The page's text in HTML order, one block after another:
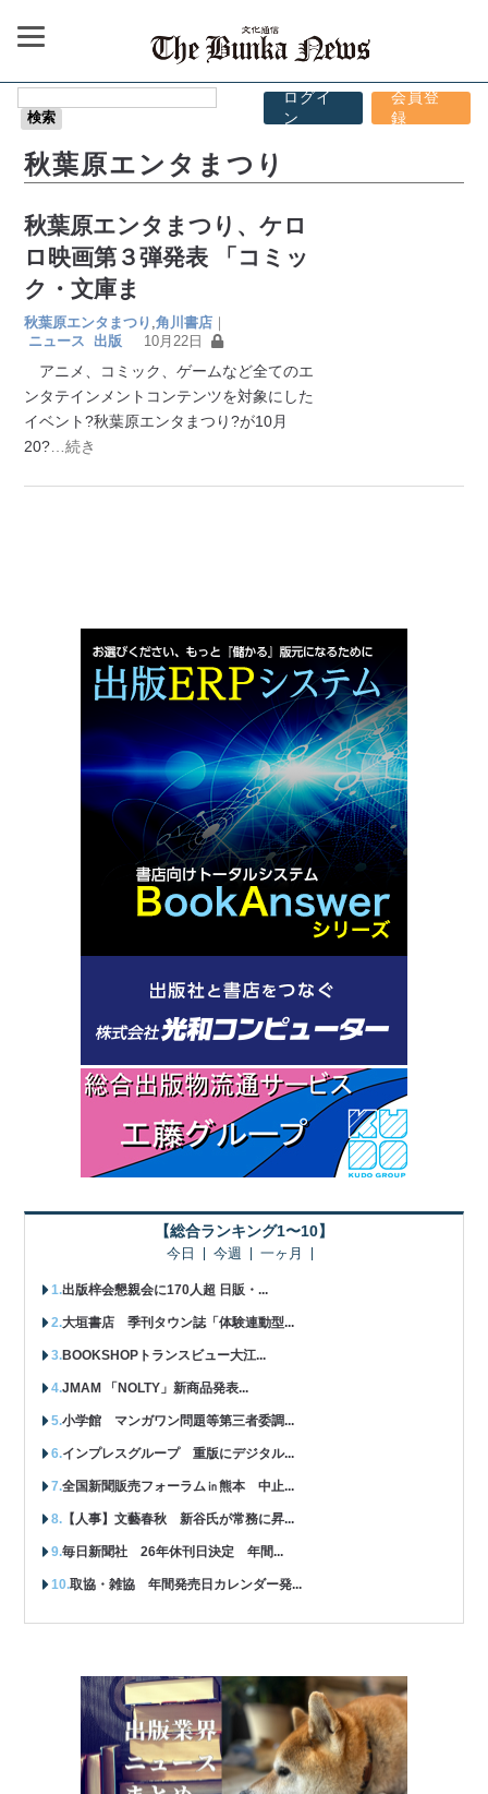
ログイ
ン
会員登
録
秋葉原エンタまつり
秋葉原エンタまつり、ケロ
ロ映画第３弾発表 「コミッ
ク・文庫ま
秋葉原エンタまつり ,角川書店 ｜
ニュース
出版 10月22日
アニメ、コミック、ゲームなど全てのエ
ンタテインメントコンテンツを対象にした
イベント?秋葉原エンタまつり?が10月
20? …続き
【総合ランキング1〜10】
今日 今週 一ヶ月
出版梓会懇親会に170人超 日販・...
大垣書店 季刊タウン誌「体験連動型...
BOOKSHOPトランスビュー大江...
JMAM 「NOLTY」新商品発表...
小学館 マンガワン問題等第三者委調...
インプレスグループ 重版にデジタル...
全国新聞販売フォーラム㏌熊本 中止...
【人事】文藝春秋 新谷氏が常務に昇...
毎日新聞社 26年休刊日決定 年間...
取協・雑協 年間発売日カレンダー発...